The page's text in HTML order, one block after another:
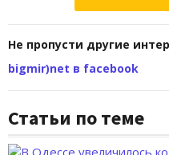
Не пропусти другие
bigmir)net в facebook
Статьи по теме